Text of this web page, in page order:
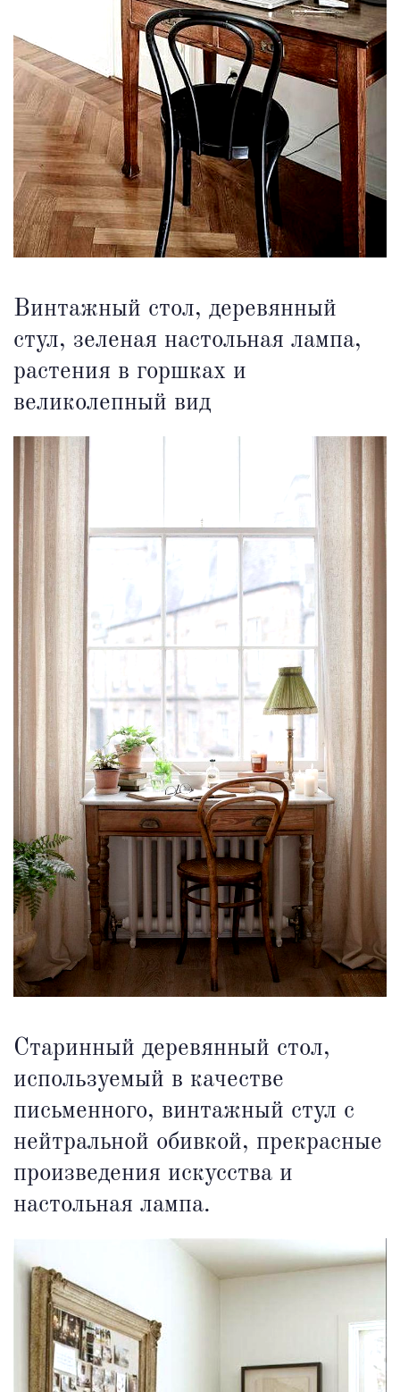
Винтажный стол, деревянный
стул, зеленая настольная лампа,
растения в горшках и
великолепный вид
Старинный деревянный стол,
используемый в качестве
письменного, винтажный стул с
нейтральной обивкой, прекрасные
произведения искусства и
настольная лампа.